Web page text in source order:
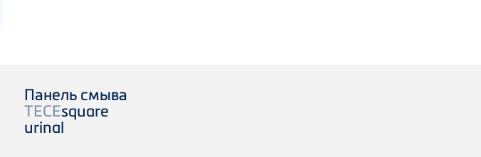
Панель смыва
TECEsquare
urinal